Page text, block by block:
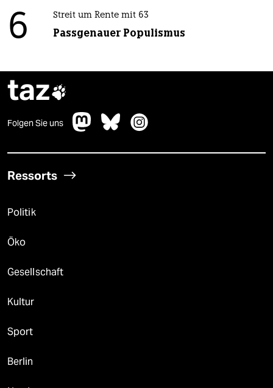
6 Streit um Rente mit 63
Passgenauer Populismus
taz
Folgen Sie uns
Ressorts
Politik
Öko
Gesellschaft
Kultur
Sport
Berlin